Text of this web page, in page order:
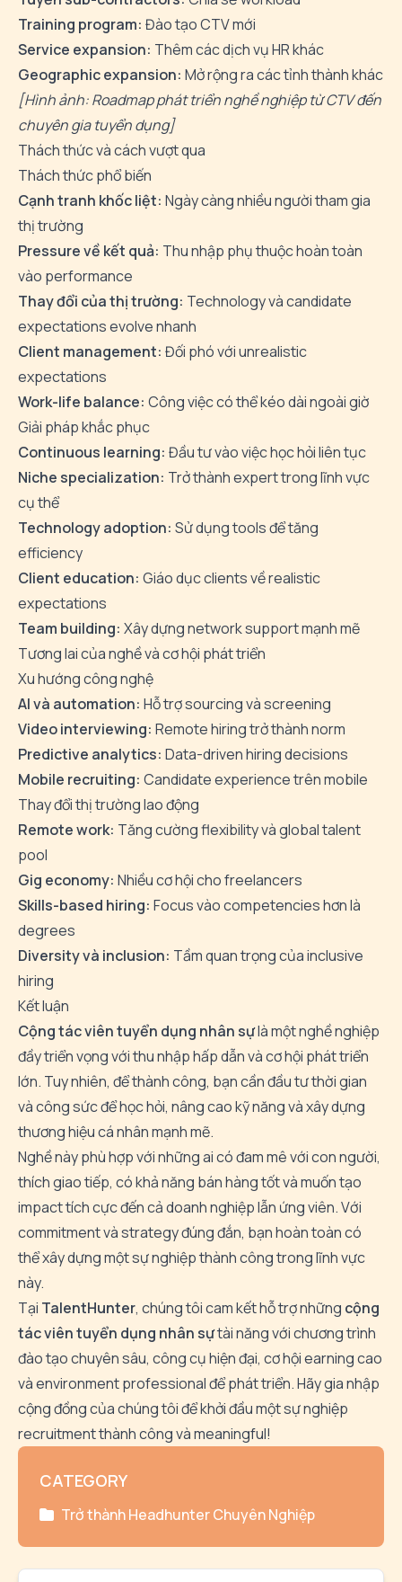
Training program: Đào tạo CTV mới
Service expansion: Thêm các dịch vụ HR khác
Geographic expansion: Mở rộng ra các tỉnh thành khác
[Hình ảnh: Roadmap phát triển nghề nghiệp từ CTV đến
chuyên gia tuyển dụng]
Thách thức và cách vượt qua
Thách thức phổ biến
Cạnh tranh khốc liệt: Ngày càng nhiều người tham gia
thị trường
Pressure về kết quả: Thu nhập phụ thuộc hoàn toàn
vào performance
Thay đổi của thị trường: Technology và candidate
expectations evolve nhanh
Client management: Đối phó với unrealistic
expectations
Work-life balance: Công việc có thể kéo dài ngoài giờ
Giải pháp khắc phục
Continuous learning: Đầu tư vào việc học hỏi liên tục
Niche specialization: Trở thành expert trong lĩnh vực
cụ thể
Technology adoption: Sử dụng tools để tăng
efficiency
Client education: Giáo dục clients về realistic
expectations
Team building: Xây dựng network support mạnh mẽ
Tương lai của nghề và cơ hội phát triển
Xu hướng công nghệ
AI và automation: Hỗ trợ sourcing và screening
Video interviewing: Remote hiring trở thành norm
Predictive analytics: Data-driven hiring decisions
Mobile recruiting: Candidate experience trên mobile
Thay đổi thị trường lao động
Remote work: Tăng cường flexibility và global talent
pool
Gig economy: Nhiều cơ hội cho freelancers
Skills-based hiring: Focus vào competencies hơn là
degrees
Diversity và inclusion: Tầm quan trọng của inclusive
hiring
Kết luận
Cộng tác viên tuyển dụng nhân sựlà một nghề nghiệp
đầy triển vọng với thu nhập hấp dẫn và cơ hội phát triển
lớn. Tuy nhiên, để thành công, bạn cần đầu tư thời gian
và công sức để học hỏi, nâng cao kỹ năng và xây dựng
thương hiệu cá nhân mạnh mẽ.
Nghề này phù hợp với những ai có đam mê với con người,
thích giao tiếp, có khả năng bán hàng tốt và muốn tạo
impact tích cực đến cả doanh nghiệp lẫn ứng viên. Với
commitment và strategy đúng đắn, bạn hoàn toàn có
thể xây dựng một sự nghiệp thành công trong lĩnh vực
này.
Tại TalentHunter, chúng tôi cam kết hỗ trợ những cộng
tác viên tuyển dụng nhân sựtài năng với chương trình
đào tạo chuyên sâu, công cụ hiện đại, cơ hội earning cao
và environment professional để phát triển. Hãy gia nhập
cộng đồng của chúng tôi để khởi đầu một sự nghiệp
recruitment thành công và meaningful!
CATEGORY
Trở thành Headhunter Chuyên Nghiệp